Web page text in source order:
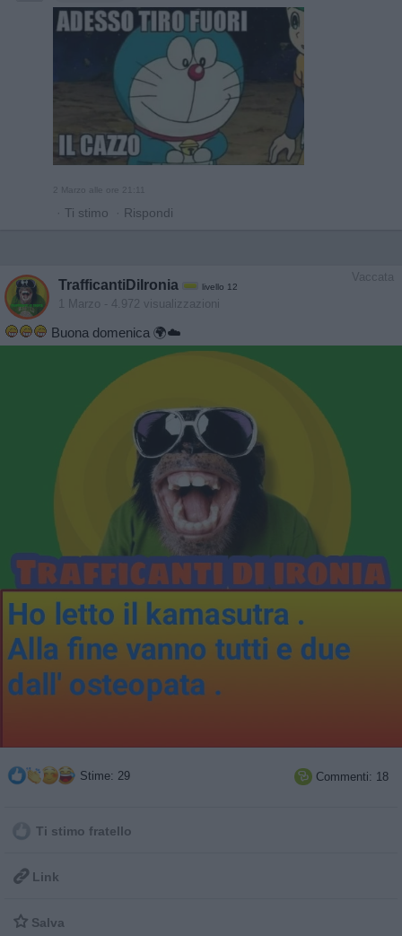
2 Marzo alle ore 21:11
· Ti stimo · Rispondi
Vaccata
TrafficantiDiIronia livello 12
1 Marzo - 4.972 visualizzazioni
Buona domenica 🌍☁️
Stime: 29  Commenti: 18
Ti stimo fratello
 Link
 Salva